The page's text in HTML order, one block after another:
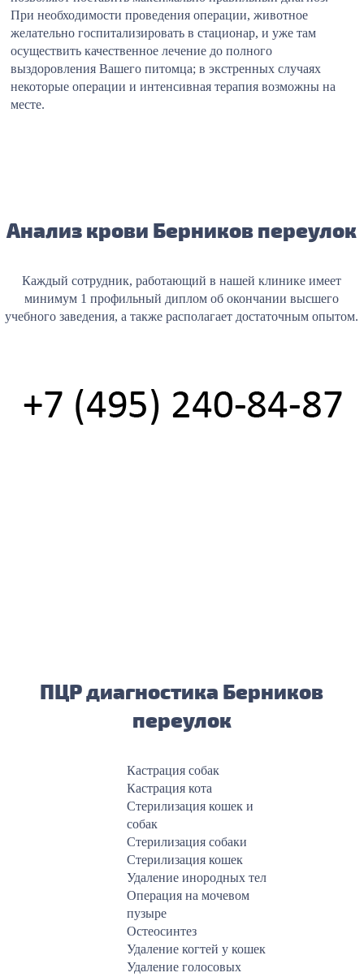
При необходимости проведения операции, животное
желательно госпитализировать в стационар, и уже там
осуществить качественное лечение до полного
выздоровления Вашего питомца; в экстренных случаях
некоторые операции и интенсивная терапия возможны на
месте.
Анализ крови Берников переулок
Каждый сотрудник, работающий в нашей клинике имеет
минимум 1 профильный диплом об окончании высшего
учебного заведения, а также располагает достаточным опытом.
ПЦР диагностика Берников
переулок
Кастрация собак
Кастрация кота
Стерилизация кошек и
собак
Стерилизация собаки
Стерилизация кошек
Удаление инородных тел
Операция на мочевом
пузыре
Остеосинтез
Удаление когтей у кошек
Удаление голосовых